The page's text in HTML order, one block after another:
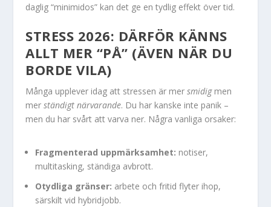
daglig “minimidos” kan det ge en tydlig effekt över tid.
STRESS 2026: DÄRFÖR KÄNNS
ALLT MER “PÅ” (ÄVEN NÄR DU
BORDE VILA)
Många upplever idag att stressen är mersmidigmen
merständigt närvarande. Du har kanske inte panik –
men du har svårt att varva ner. Några vanliga orsaker:
Fragmenterad uppmärksamhet: notiser,
multitasking, ständiga avbrott.
Otydliga gränser: arbete och fritid flyter ihop,
särskilt vid hybridjobb.